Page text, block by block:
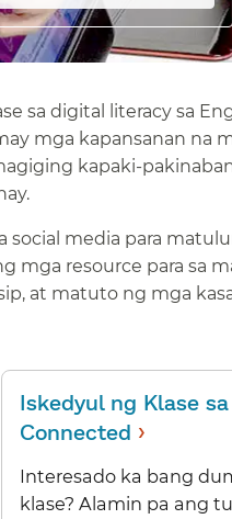
sa digital literacy sa
mga kapansanan na
kapaki-
social media para
mga resource para sa
at matuto ng mga
Iskedyul ng Klase
Connected ›
Interesado ka bang
klase? Alamin pa ang